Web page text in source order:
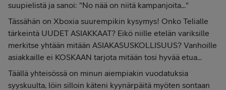
suupielistä ja sanoi: "No nää on niitä kampanjoita..."
Tässähän on Xboxia suurempikin kysymys! Onko Telialle
tärkeintä UUDET ASIAKKAAT? Eikö niille etelän variksille
merkitse yhtään mitään ASIAKASUSKOLLISUUS? Vanhoille
asiakkaille ei KOSKAAN tarjota mitään tosi hyvää etua...
Täällä yhteisössä on minun aiempiakin vuodatuksia
syyskuulta, löin silloin käteni kyynärpäitä myöten sontaan